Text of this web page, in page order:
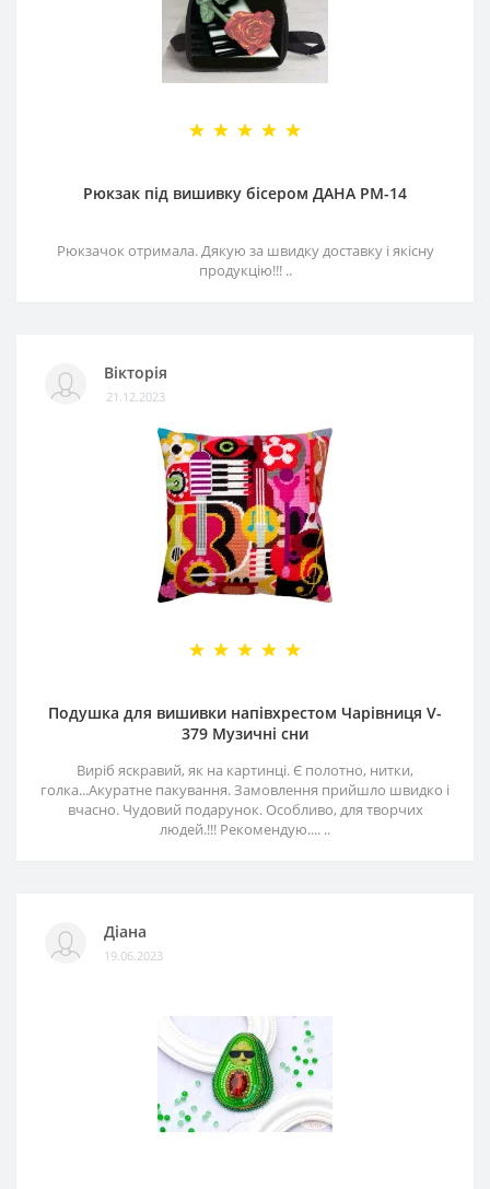
Рюкзак під вишивку бісером ДАНА РМ-14
Рюкзачок отримала. Дякую за швидку доставку і якісну
продукцію!!! ..
Вікторія
21.12.2023
Подушка для вишивки напівхрестом Чарівниця V-
379 Музичні сни
Виріб яскравий, як на картинці. Є полотно, нитки,
голка...Акуратне пакування. Замовлення прийшло швидко і
вчасно. Чудовий подарунок. Особливо, для творчих
людей.!!! Рекомендую.... ..
Діана
19.06.2023